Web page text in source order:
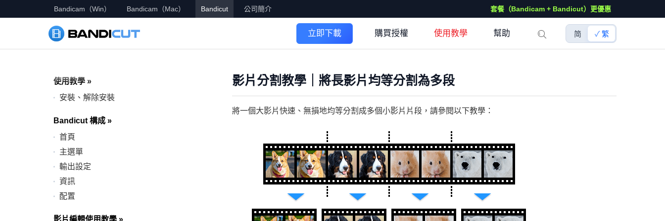
Bandicam（Win） Bandicam（Mac） Bandicut 公司簡介 套餐（Bandicam + Bandicut）更優惠
立即下載 購買授權 使用教學 幫助 简 繁
使用教學 »
安裝、解除安裝
Bandicut 構成 »
首頁
主選單
輸出設定
資訊
配置
影片編輯使用教學 »
影片分割教學｜將長影片均等分割為多段
將一個大影片快速、無損地均等分割成多個小影片片段，請參閱以下教學：